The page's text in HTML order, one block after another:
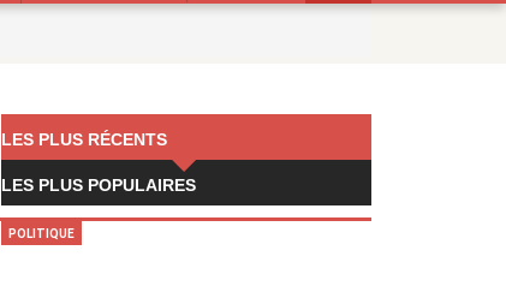
LES PLUS RÉCENTS
LES PLUS POPULAIRES
POLITIQUE